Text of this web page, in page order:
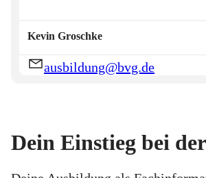
Kevin Groschke
ausbildung@bvg.de
Dein Einstieg bei